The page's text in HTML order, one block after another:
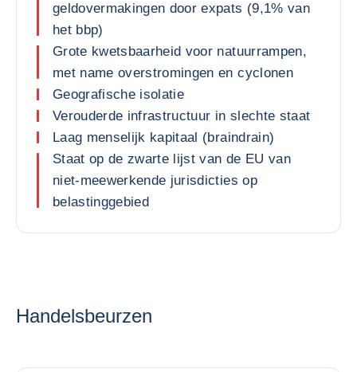
geldovermakingen door expats (9,1% van
het bbp)
Grote kwetsbaarheid voor natuurrampen,
met name overstromingen en cyclonen
Geografische isolatie
Verouderde infrastructuur in slechte staat
Laag menselijk kapitaal (braindrain)
Staat op de zwarte lijst van de EU van
niet-meewerkende jurisdicties op
belastinggebied
Handelsbeurzen